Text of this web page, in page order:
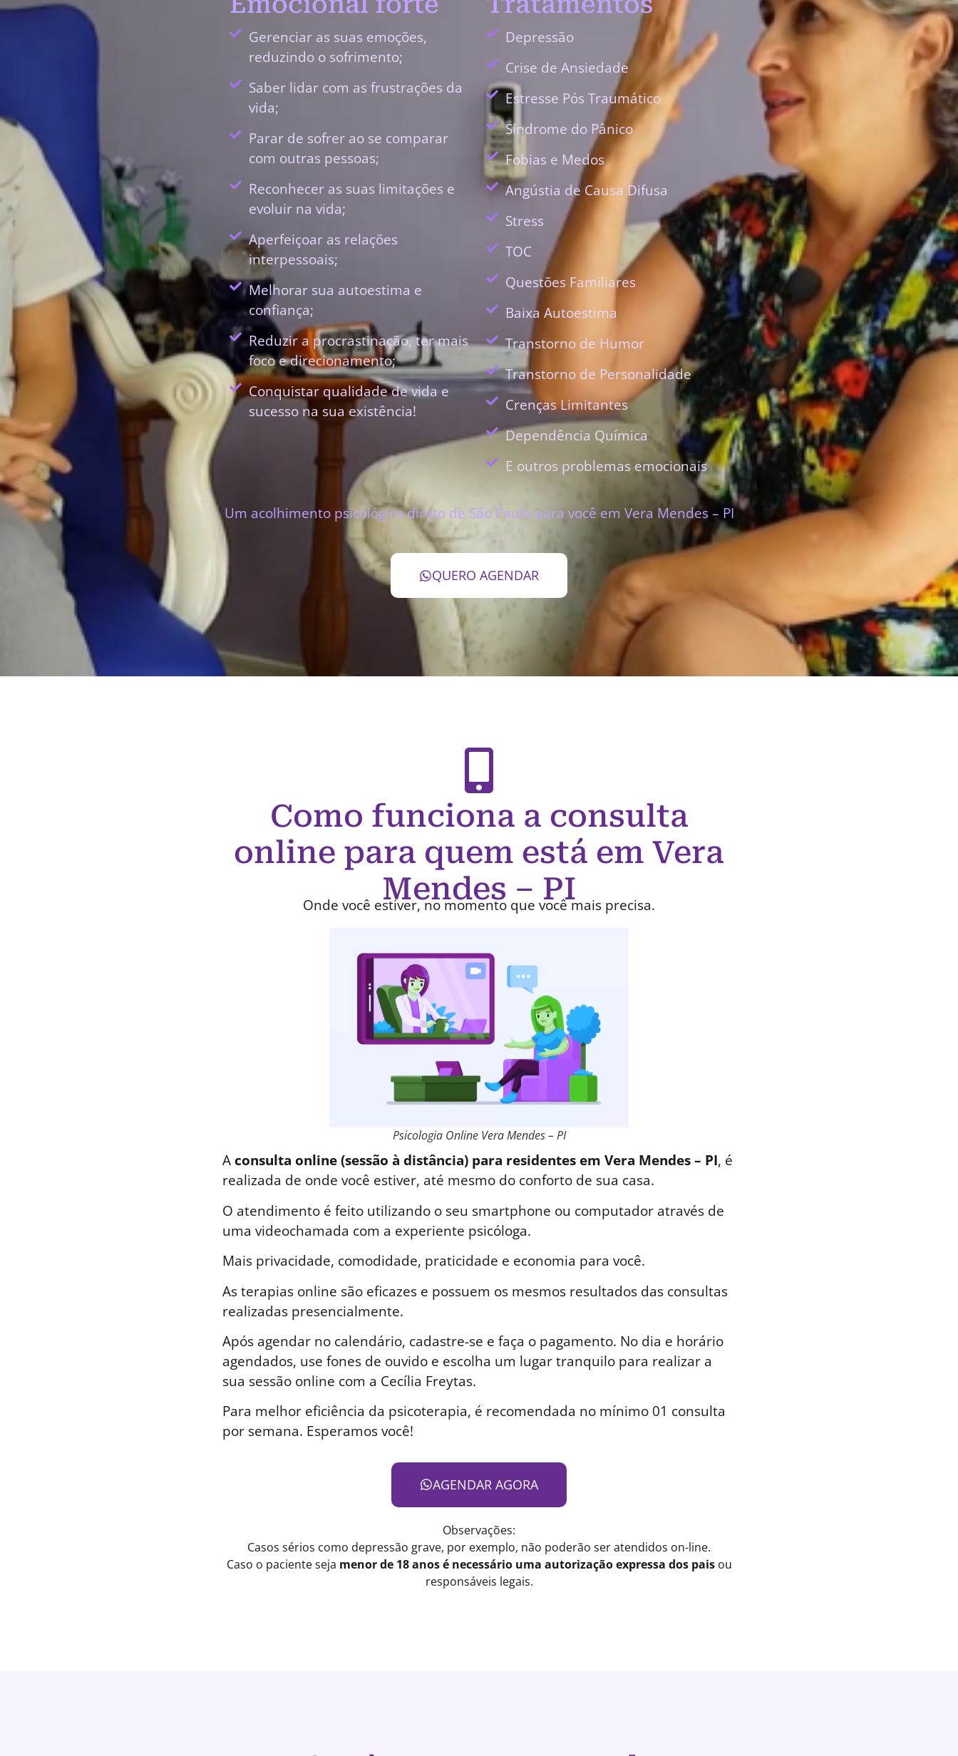
Gerenciar as suas emoções,
reduzindo o sofrimento;
Saber lidar com as frustrações da
vida;
Parar de sofrer ao se comparar
com outras pessoas;
Reconhecer as suas limitações e
evoluir na vida;
Aperfeiçoar as relações
interpessoais;
Melhorar sua autoestima e
confiança;
Reduzir a procrastinação, ter mais
foco e direcionamento;
Conquistar qualidade de vida e
sucesso na sua existência!
Depressão
Crise de Ansiedade
Estresse Pós Traumático
Síndrome do Pânico
Fobias e Medos
Angústia de Causa Difusa
Stress
TOC
Questões Familiares
Baixa Autoestima
Transtorno de Humor
Transtorno de Personalidade
Crenças Limitantes
Dependência Química
E outros problemas emocionais
Um acolhimento psicológico direto de São Paulo para você em Vera Mendes – PI
QUERO AGENDAR
Como funciona a consulta
online para quem está em Vera
Mendes – PI
Onde você estiver, no momento que você mais precisa.
Psicologia Online Vera Mendes – PI
Aconsulta online (sessão à distância) para residentes em Vera Mendes – PI, é
realizada de onde você estiver, até mesmo do conforto de sua casa.
O atendimento é feito utilizando o seu smartphone ou computador através de
uma videochamada com a experiente psicóloga.
Mais privacidade, comodidade, praticidade e economia para você.
As terapias online são eficazes e possuem os mesmos resultados das consultas
realizadas presencialmente.
Após agendar no calendário, cadastre-se e faça o pagamento. No dia e horário
agendados, use fones de ouvido e escolha um lugar tranquilo para realizar a
sua sessão online com a Cecília Freytas.
Para melhor eficiência da psicoterapia, é recomendada no mínimo 01 consulta
por semana. Esperamos você!
AGENDAR AGORA
Observações:
Casos sérios como depressão grave, por exemplo, não poderão ser atendidos on-line.
Caso o paciente seja menor de 18 anos é necessário uma autorização expressa dos paisou
responsáveis legais.